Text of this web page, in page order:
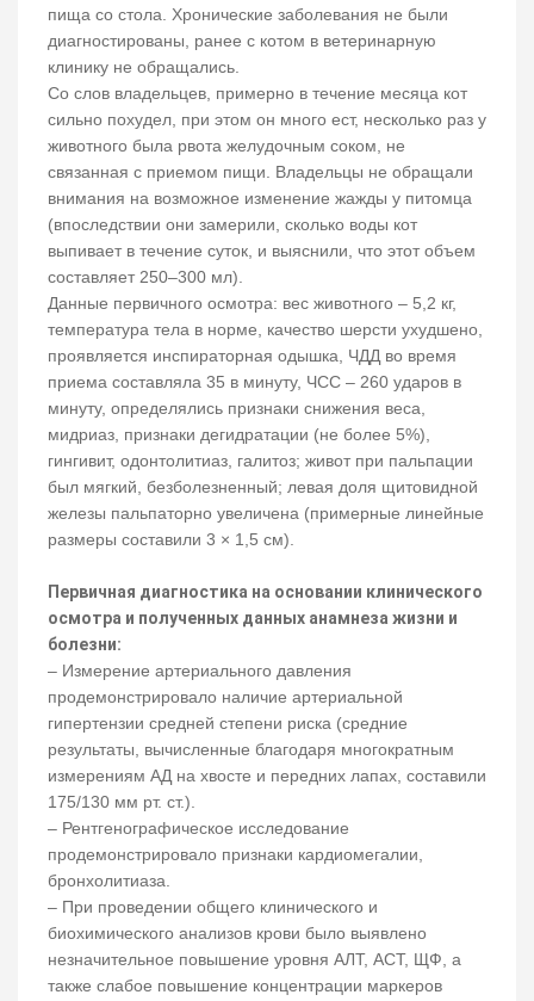
пища со стола. Хронические заболевания не были
диагностированы, ранее с котом в ветеринарную
клинику не обращались.
Со слов владельцев, примерно в течение месяца кот
сильно похудел, при этом он много ест, несколько раз у
животного была рвота желудочным соком, не
связанная с приемом пищи. Владельцы не обращали
внимания на возможное изменение жажды у питомца
(впоследствии они замерили, сколько воды кот
выпивает в течение суток, и выяснили, что этот объем
составляет 250–300 мл).
Данные первичного осмотра: вес животного – 5,2 кг,
температура тела в норме, качество шерсти ухудшено,
проявляется инспираторная одышка, ЧДД во время
приема составляла 35 в минуту, ЧСС – 260 ударов в
минуту, определялись признаки снижения веса,
мидриаз, признаки дегидратации (не более 5%),
гингивит, одонтолитиаз, галитоз; живот при пальпации
был мягкий, безболезненный; левая доля щитовидной
железы пальпаторно увеличена (примерные линейные
размеры составили 3 × 1,5 см).
Первичная диагностика на основании клинического
осмотра и полученных данных анамнеза жизни и
болезни:
– Измерение артериального давления
продемонстрировало наличие артериальной
гипертензии средней степени риска (средние
результаты, вычисленные благодаря многократным
измерениям АД на хвосте и передних лапах, составили
175/130 мм рт. ст.).
– Рентгенографическое исследование
продемонстрировало признаки кардиомегалии,
бронхолитиаза.
– При проведении общего клинического и
биохимического анализов крови было выявлено
незначительное повышение уровня АЛТ, АСТ, ЩФ, а
также слабое повышение концентрации маркеров